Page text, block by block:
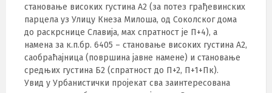
становање високих густина A2 (за потез грађевинских
парцела уз Улицу Кнеза Милоша, од Соколског дома
до раскрснице Славија, мах спратност је П+4), а
намена за к.п.бр. 6405 – становање високих густина A2,
саобраћајница (површина јавне намене) и становање
средњих густина Б2 (спратност до П+2, П+1+Пк).
Увид у Урбанистички пројекат сва заинтересована